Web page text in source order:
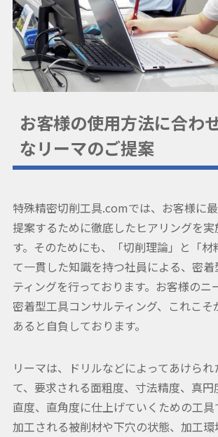
お客様の使用方法に合わ
なリーマのご提案
特殊精密切削工具.comでは、お客様に
提案するために徹底したヒアリングを実
す。そのためにも、「切削理論」と「材
て一貫した知識を持つ社員による、密
ティングを行っております。お客様のニ
密着型工具コンサルティング、これこそ
あると自負しております。
リーマは、ドリルなどによってあけられ
て、要求される面粗度、寸法精度、真
直度、直角度に仕上げていくための工具
加工される被削材や下穴の状態、加工